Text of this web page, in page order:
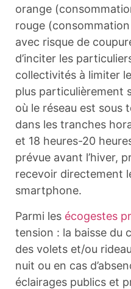
orange
rouge
avec risque de
d’inciter les
collectivités à limiter
plus particulièrement
où le réseau est sous
dans les tranches
et 18 heures-20
prévue avant l’hiver,
recevoir directement
smartphone.
Parmi les écogestes
tension : la baisse du
des volets et/ou
nuit ou en cas
éclairages publics et